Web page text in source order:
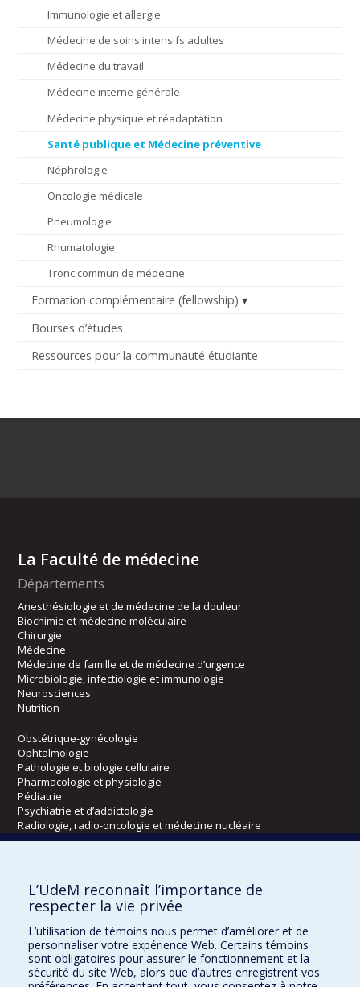
Immunologie et allergie
Médecine de soins intensifs adultes
Médecine du travail
Médecine interne générale
Médecine physique et réadaptation
Santé publique et Médecine préventive
Néphrologie
Oncologie médicale
Pneumologie
Rhumatologie
Tronc commun de médecine
Formation complémentaire (fellowship)
Bourses d’études
Ressources pour la communauté étudiante
La Faculté de médecine
Départements
Anesthésiologie et de médecine de la douleur
Biochimie et médecine moléculaire
Chirurgie
Médecine
Médecine de famille et de médecine d’urgence
Microbiologie, infectiologie et immunologie
Neurosciences
Nutrition
Obstétrique-gynécologie
Ophtalmologie
Pathologie et biologie cellulaire
Pharmacologie et physiologie
Pédiatrie
Psychiatrie et d’addictologie
Radiologie, radio-oncologie et médecine nucléaire
Kinésiologie et des sciences de l’activité physique
Orthophonie et audiologie
Réadaptation
Directions
L’UdeM reconnaît l’importance de
respecter la vie privée
L’utilisation de témoins nous permet d’améliorer et de
personnaliser votre expérience Web. Certains témoins
sont obligatoires pour assurer le fonctionnement et la
sécurité du site Web, alors que d’autres enregistrent vos